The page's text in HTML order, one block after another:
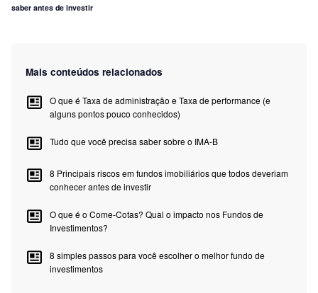
saber antes de investir
Mais conteúdos relacionados
O que é Taxa de administração e Taxa de performance (e
alguns pontos pouco conhecidos)
Tudo que você precisa saber sobre o IMA-B
8 Principais riscos em fundos imobiliários que todos deveriam
conhecer antes de investir
O que é o Come-Cotas? Qual o impacto nos Fundos de
Investimentos?
8 simples passos para você escolher o melhor fundo de
investimentos